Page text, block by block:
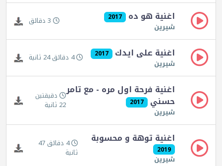
اغنية هو ده 2017
شيرين 3 دقائق
اغنية على ايدك 2017
شيرين 4 دقائق 24 ثانية
اغنية فرحة اول مره - مع تامر
حسني 2017
شيرين
دقيقتين
22 ثانية
اغنية توهة و محسوبة
2019
شيرين
4 دقائق 47
ثانية